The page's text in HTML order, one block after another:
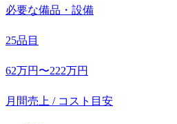
必要な備品・設備
25品目
62万円〜222万円
月間売上 / コスト目安